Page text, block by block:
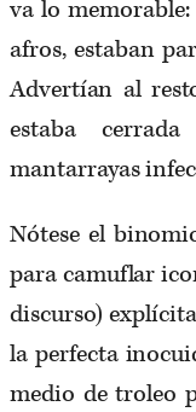
va lo
afros, estaban
Advertían al
estaba
mantarrayas
Nótese el
para camuflar
discurso)
la perfecta
medio de troleo